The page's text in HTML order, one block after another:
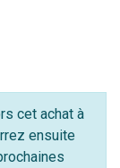
cet achat à
ensuite